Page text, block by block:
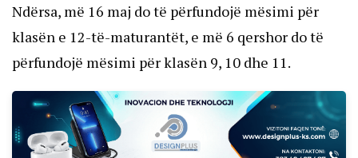
Ndërsa, më 16 maj do të përfundojë mësimi për
klasën e 12-të-maturantët, e më 6 qershor do të
përfundojë mësimi për klasën 9, 10 dhe 11.